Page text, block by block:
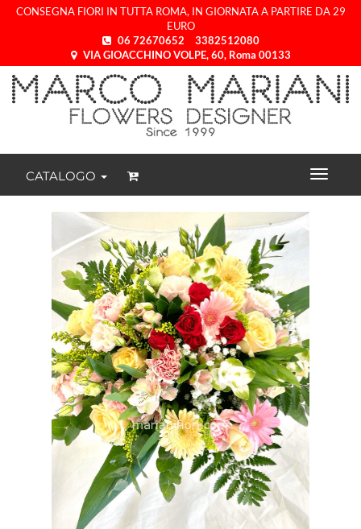
CONSEGNA FIORI IN TUTTA ROMA, IN GIORNATA A PARTIRE DA 29
EURO
06 72670652
3382512080
VIA GIOACCHINO VOLPE, 60, Roma 00133
CATALOGO